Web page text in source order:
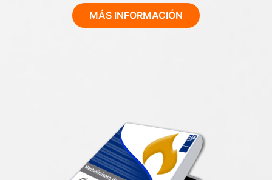
MÁS INFORMACIÓN